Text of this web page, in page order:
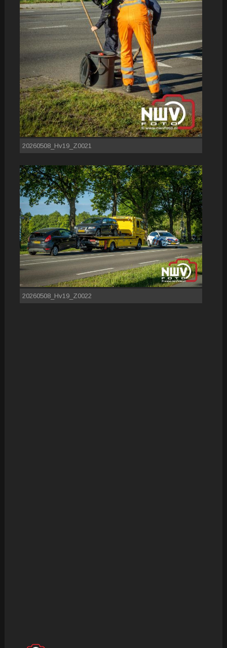
20260508_Hv19_Z0021
20260508_Hv19_Z0022